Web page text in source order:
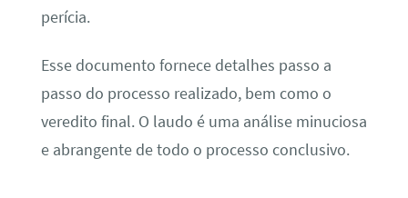
perícia.
Esse documento fornece detalhes passo a
passo do processo realizado, bem como o
veredito final. O laudo é uma análise minuciosa
e abrangente de todo o processo conclusivo.